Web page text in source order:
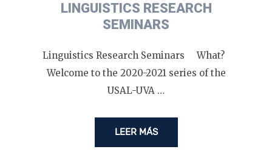
LINGUISTICS RESEARCH
SEMINARS
Linguistics Research Seminars What?
Welcome to the 2020-2021 series of the
USAL-UVA …
LEER MÁS